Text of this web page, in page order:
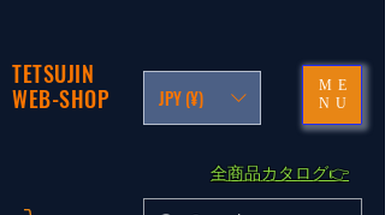
TETSUJIN
WEB-SHOP
JPY (¥)
ME
NU
​全商品カタログ👉